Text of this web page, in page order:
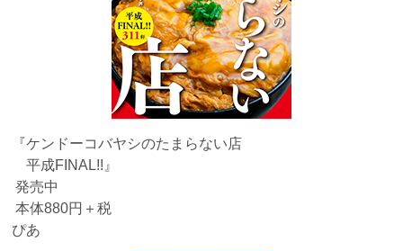
『ケンドーコバヤシのたまらない店
平成FINAL!!』
発売中
本体880円＋税
ぴあ